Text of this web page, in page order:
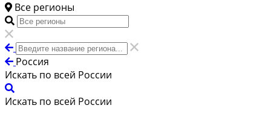
Все регионы
Россия
Искать по всей России
Искать по всей России